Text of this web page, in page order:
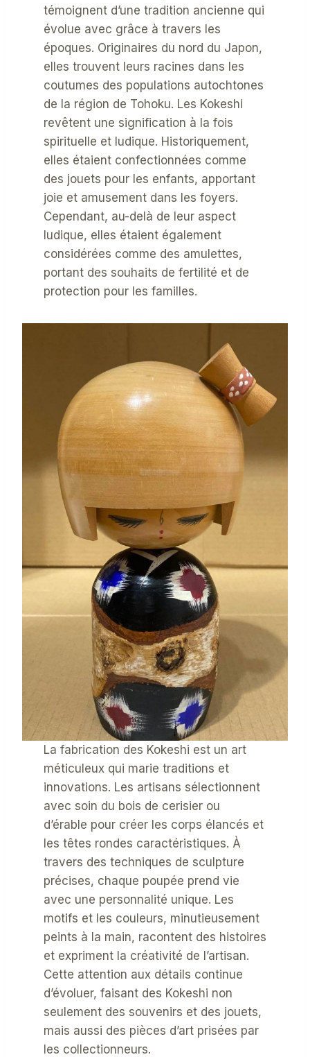
témoignent d’une tradition ancienne qui
évolue avec grâce à travers les
époques. Originaires du nord du Japon,
elles trouvent leurs racines dans les
coutumes des populations autochtones
de la région de Tohoku. Les Kokeshi
revêtent une signification à la fois
spirituelle et ludique. Historiquement,
elles étaient confectionnées comme
des jouets pour les enfants, apportant
joie et amusement dans les foyers.
Cependant, au-delà de leur aspect
ludique, elles étaient également
considérées comme des amulettes,
portant des souhaits de fertilité et de
protection pour les familles.
La fabrication des Kokeshi est un art
méticuleux qui marie traditions et
innovations. Les artisans sélectionnent
avec soin du bois de cerisier ou
d’érable pour créer les corps élancés et
les têtes rondes caractéristiques. À
travers des techniques de sculpture
précises, chaque poupée prend vie
avec une personnalité unique. Les
motifs et les couleurs, minutieusement
peints à la main, racontent des histoires
et expriment la créativité de l’artisan.
Cette attention aux détails continue
d’évoluer, faisant des Kokeshi non
seulement des souvenirs et des jouets,
mais aussi des pièces d’art prisées par
les collectionneurs.